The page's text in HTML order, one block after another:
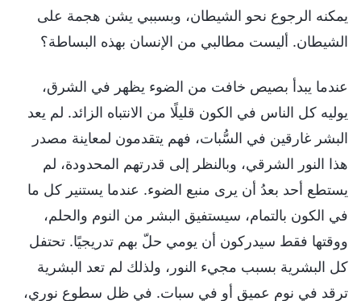
يمكنه الرجوع نحو الشيطان، وبسببي يشن هجمة على
الشيطان. أليست مطالبي من الإنسان بهذه البساطة؟
عندما يبدأ بصيص خافت من الضوء يظهر في الشرق،
يوليه كل الناس في الكون قليلًا من الانتباه الزائد. لم يعد
البشر غارقين في السُّبات، فهم يتقدمون لمعاينة مصدر
هذا النور الشرقي، وبالنظر إلى قدرتهم المحدودة، لم
يستطع أحد بعدُ أن يرى منبع الضوء. عندما يستنير كل ما
في الكون بالتمام، سيستفيق البشر من النوم والحلم،
ووقتها فقط سيدركون أن يومي حلّ بهم تدريجيًا. تحتفل
كل البشرية بسبب مجيء النور، ولذلك لم تعد البشرية
ترقد في نوم عميق أو في سبات. في ظل سطوع نوري،